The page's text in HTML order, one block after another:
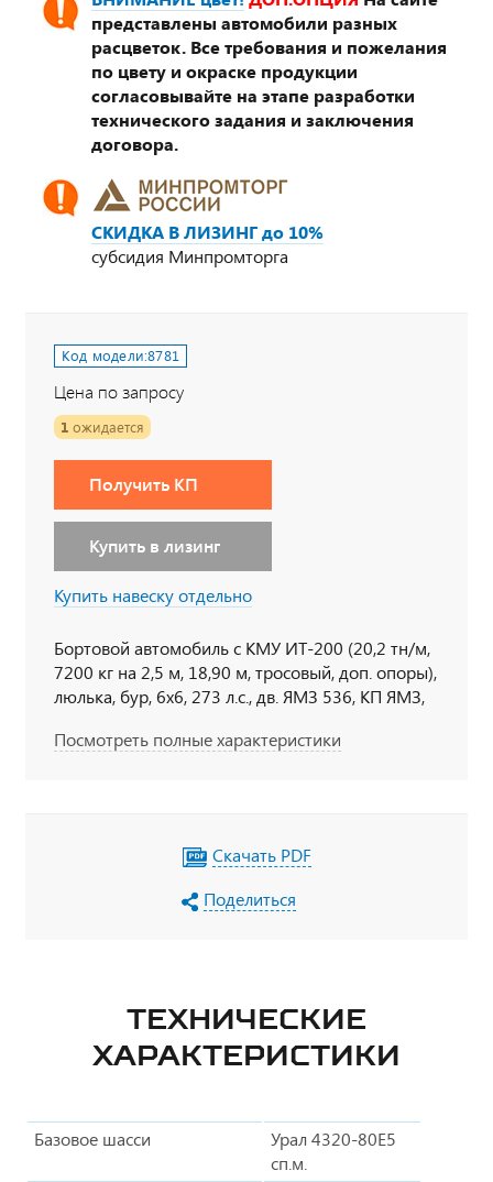
представлены автомобили разных
расцветок. Все требования и пожелания
по цвету и окраске продукции
согласовывайте на этапе разработки
технического задания и заключения
договора.
СКИДКА В ЛИЗИНГ до 10%
субсидия Минпромторга
Код модели:8781
Цена по запросу
1 ожидается
Получить КП
Купить в лизинг
Купить навеску отдельно
Бортовой автомобиль с КМУ ИТ-200 (20,2 тн/м,
7200 кг на 2,5 м, 18,90 м, тросовый, доп. опоры),
люлька, бур, 6х6, 273 л.с., дв. ЯМЗ 536, КП ЯМЗ,
Посмотреть полные характеристики
Скачать PDF
Поделиться
ТЕХНИЧЕСКИЕ
ХАРАКТЕРИСТИКИ
Базовое шасси
Урал 4320-80Е5
сп.м.